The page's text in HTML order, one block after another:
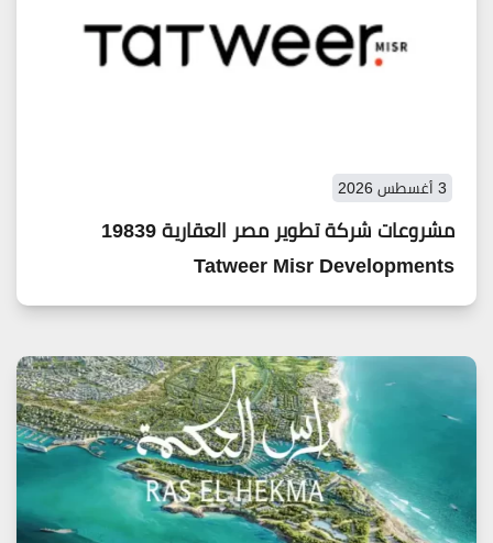
3 أغسطس 2026
مشروعات شركة تطوير مصر العقارية 19839
Tatweer Misr Developments